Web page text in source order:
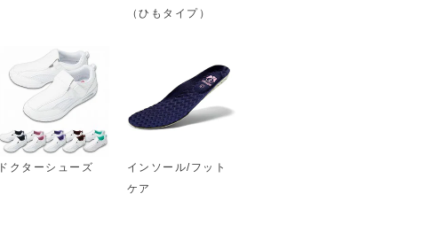
（ひもタイプ）
ドクターシューズ
インソール/フット
ケア